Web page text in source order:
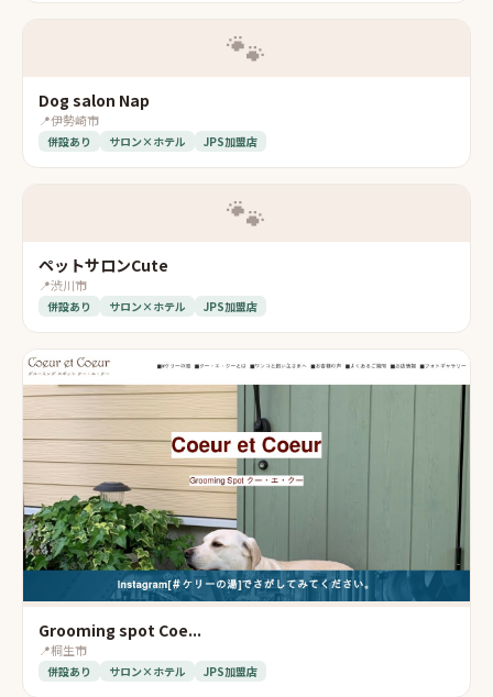
🐾
Dog salon Nap
📍伊勢崎市
併設あり サロン×ホテル JPS加盟店
🐾
ペットサロンCute
📍渋川市
併設あり サロン×ホテル JPS加盟店
Grooming spot Coe...
📍桐生市
併設あり サロン×ホテル JPS加盟店